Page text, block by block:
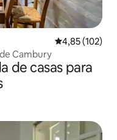
4,85 de uma
4,85 (102)
Cambury
de casas para